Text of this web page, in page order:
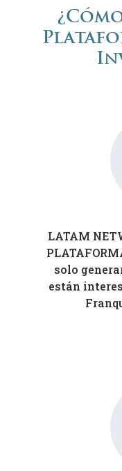
LATAM
solo
están